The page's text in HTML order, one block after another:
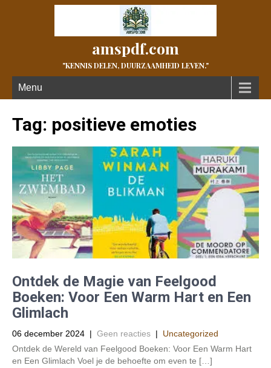
amspdf.com
"KENNIS DELEN, DUURZAAMHEID LEVEN."
Menu
Tag: positieve emoties
Ontdek de Magie van Feelgood
Boeken: Voor Een Warm Hart en Een
Glimlach
06 december 2024 | Geen reacties | Uncategorized
Ontdek de Wereld van Feelgood Boeken: Voor Een Warm Hart
en Een Glimlach Voel je de behoefte om even te […]